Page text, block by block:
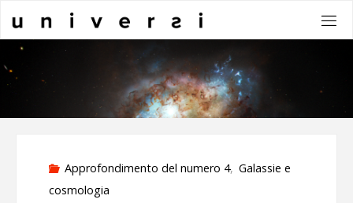
contenuto
Approfondimento del numero 4, Galassie e
cosmologia